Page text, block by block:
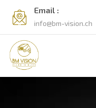
Email :
info@bm-vision.ch